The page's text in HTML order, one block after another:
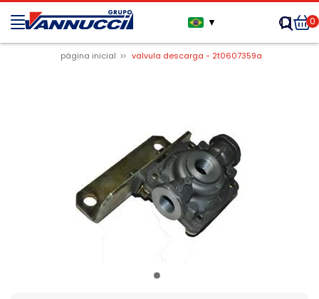
▼ 0
página inicial valvula descarga - 2t0607359a